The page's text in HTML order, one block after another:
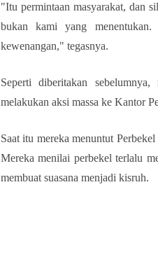
"Itu permintaan masyarakat, dan
bukan kami yang
kewenangan," tegasnya.
Seperti diberitakan
melakukan aksi massa ke Kantor
Saat itu mereka menuntut
Mereka menilai perbekel terlalu
membuat suasana menjadi kisruh.